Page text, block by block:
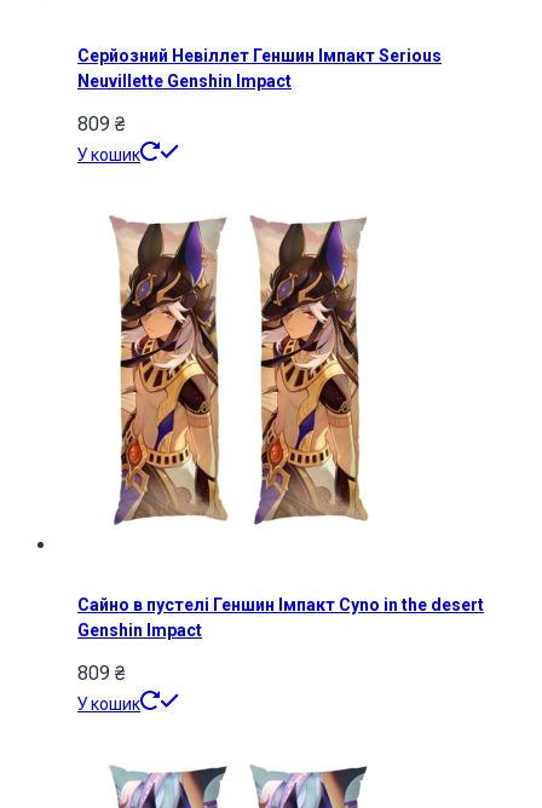
Серйозний Невіллет Геншин Імпакт Serious
Neuvillette Genshin Impact
809 ₴
У кошик
Сайно в пустелі Геншин Імпакт Cyno in the desert
Genshin Impact
809 ₴
У кошик